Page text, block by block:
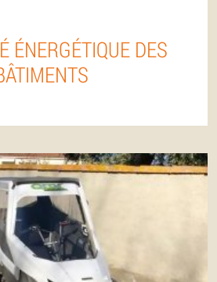
ÉNERGÉTIQUE DES